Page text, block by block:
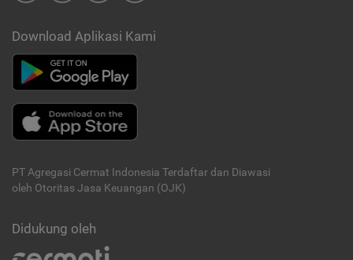
Download Aplikasi Kami
PT Agregasi Cermat Indonesia Terdaftar dan Diawasi
oleh Otoritas Jasa Keuangan (OJK)
Didukung oleh